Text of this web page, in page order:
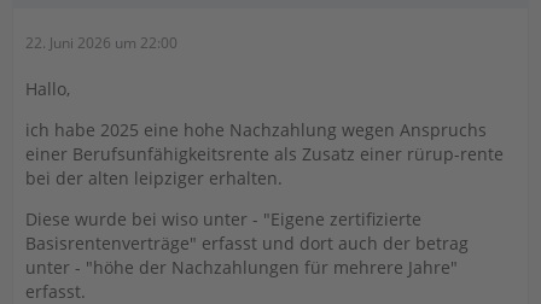
22. Juni 2026 um 22:00
Hallo,
ich habe 2025 eine hohe Nachzahlung wegen Anspruchs
einer Berufsunfähigkeitsrente als Zusatz einer rürup-rente
bei der alten leipziger erhalten.
Diese wurde bei wiso unter - "Eigene zertifizierte
Basisrentenverträge" erfasst und dort auch der betrag
unter - "höhe der Nachzahlungen für mehrere Jahre"
erfasst.